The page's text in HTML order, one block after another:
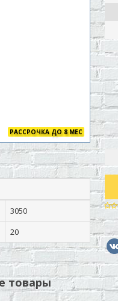
РАССРОЧКА ДО 8 МЕС
3050
20
товары